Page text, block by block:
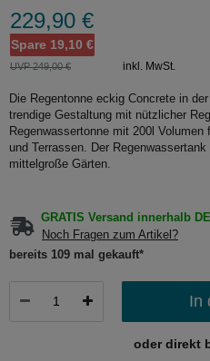
229,90 €
Spare 19,10 €
UVP 249,00 € inkl. MwSt.
Die Regentonne eckig Concrete in
trendige Gestaltung mit nützlicher
Regenwassertonne mit 200l
und Terrassen. Der
mittelgroße Gärten.
GRATIS Versand innerhalb
Noch Fragen zum Artikel?
bereits 109 mal gekauft*
In
oder direkt